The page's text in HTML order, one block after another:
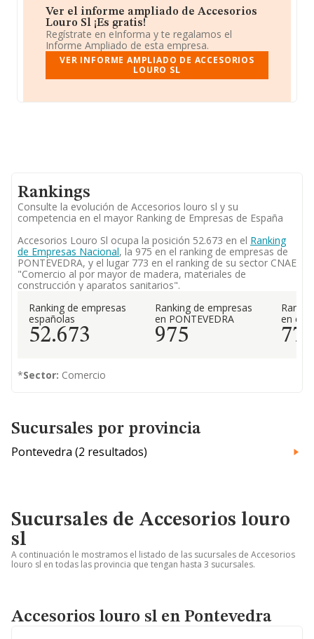
Ver el informe ampliado de Accesorios
Louro Sl ¡Es gratis!
Regístrate en eInforma y te regalamos el
Informe Ampliado de esta empresa.
VER INFORME AMPLIADO DE ACCESORIOS
LOURO SL
Rankings
Consulte la evolución de Accesorios louro sl y su
competencia en el mayor Ranking de Empresas de España
Accesorios Louro Sl ocupa la posición 52.673 en el Ranking
de Empresas Nacional, la 975 en el ranking de empresas de
PONTEVEDRA, y el lugar 773 en el ranking de su sector CNAE
"Comercio al por mayor de madera, materiales de
construcción y aparatos sanitarios".
Ranking de empresas
españolas
52.673
Ranking de empresas
en PONTEVEDRA
975
en el
773
*Sector: Comercio
Sucursales por provincia
Pontevedra (2 resultados)
Sucursales de Accesorios louro
sl
A continuación le mostramos el listado de las sucursales de Accesorios
louro sl en todas las provincia que tengan hasta 3 sucursales.
Accesorios louro sl en Pontevedra